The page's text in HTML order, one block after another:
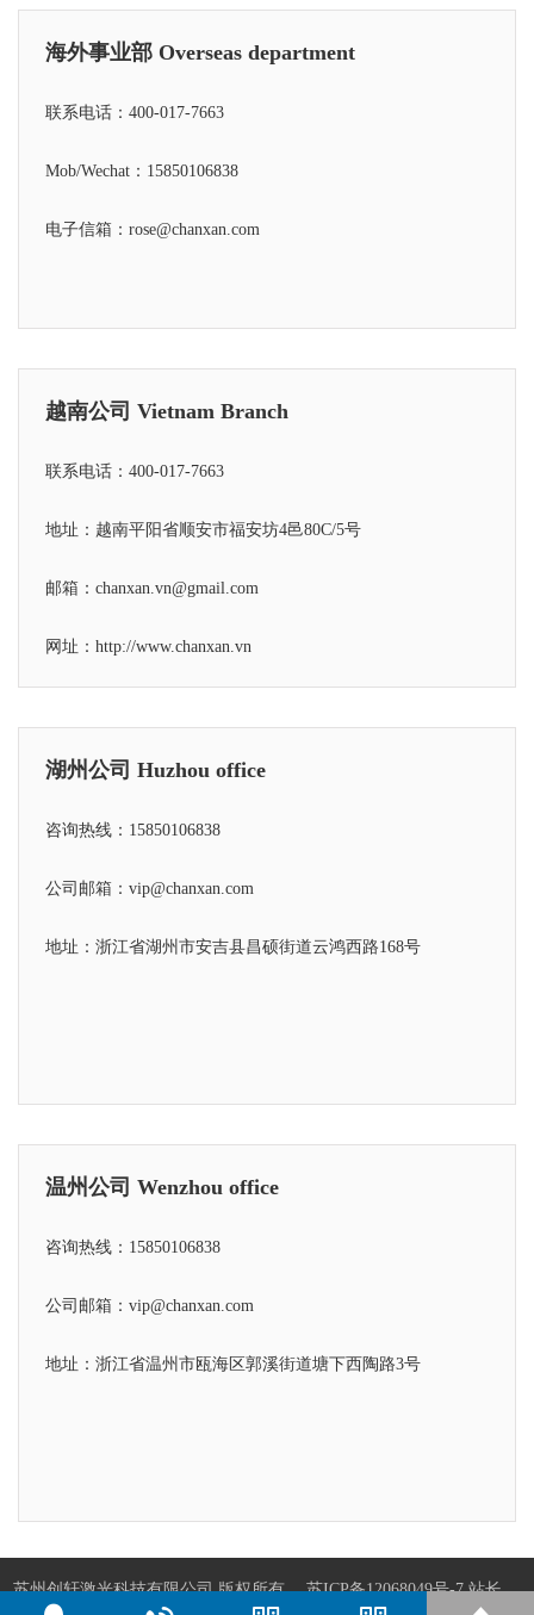
海外事业部 Overseas department
联系电话：400-017-7663
Mob/Wechat： 15850106838
电子信箱：rose@chanxan.com
越南公司 Vietnam Branch
联系电话：400-017-7663
地址：越南平阳省顺安市福安坊4邑80C/5号
邮箱：chanxan.vn@gmail.com
网址：http://www.chanxan.vn
湖州公司 Huzhou office
咨询热线：15850106838
公司邮箱：vip@chanxan.com
地址：浙江省湖州市安吉县昌硕街道云鸿西路168号
温州公司 Wenzhou office
咨询热线：15850106838
公司邮箱：vip@chanxan.com
地址：浙江省温州市瓯海区郭溪街道塘下西陶路3号
苏州创轩激光科技有限公司 版权所有 苏ICP备12068049号-7 站长